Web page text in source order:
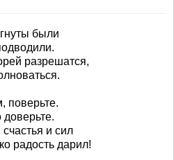
были
разрешатся,
поверьте.
и сил
радость дарил!